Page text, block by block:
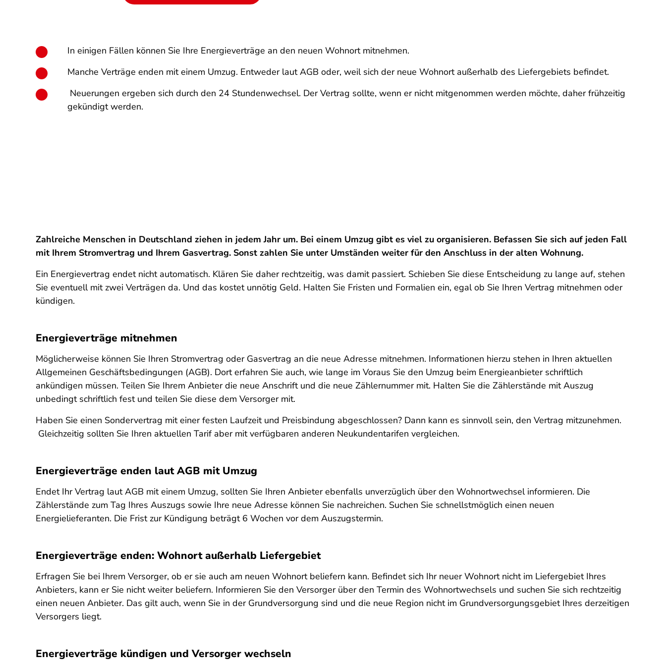
In einigen Fällen können Sie Ihre Energieverträge an den neuen Wohnort mitnehmen.
Manche Verträge enden mit einem Umzug. Entweder laut AGB oder, weil sich der neue Wohnort außerhalb des Liefergebiets befindet.
Neuerungen ergeben sich durch den 24 Stundenwechsel. Der Vertrag sollte, wenn er nicht mitgenommen werden möchte, daher frühzeitig
gekündigt werden.
Zahlreiche Menschen in Deutschland ziehen in jedem Jahr um. Bei einem Umzug gibt es viel zu organisieren. Befassen Sie sich auf jeden Fall
mit Ihrem Stromvertrag und Ihrem Gasvertrag. Sonst zahlen Sie unter Umständen weiter für den Anschluss in der alten Wohnung.
Ein Energievertrag endet nicht automatisch. Klären Sie daher rechtzeitig, was damit passiert. Schieben Sie diese Entscheidung zu lange auf, stehen
Sie eventuell mit zwei Verträgen da. Und das kostet unnötig Geld. Halten Sie Fristen und Formalien ein, egal ob Sie Ihren Vertrag mitnehmen oder
kündigen.
Energieverträge mitnehmen
Möglicherweise können Sie Ihren Stromvertrag oder Gasvertrag an die neue Adresse mitnehmen. Informationen hierzu stehen in Ihren aktuellen
Allgemeinen Geschäftsbedingungen (AGB). Dort erfahren Sie auch, wie lange im Voraus Sie den Umzug beim Energieanbieter schriftlich
ankündigen müssen. Teilen Sie Ihrem Anbieter die neue Anschrift und die neue Zählernummer mit. Halten Sie die Zählerstände mit Auszug
unbedingt schriftlich fest und teilen Sie diese dem Versorger mit.
Haben Sie einen Sondervertrag mit einer festen Laufzeit und Preisbindung abgeschlossen? Dann kann es sinnvoll sein, den Vertrag mitzunehmen.
Gleichzeitig sollten Sie Ihren aktuellen Tarif aber mit verfügbaren anderen Neukundentarifen vergleichen.
Energieverträge enden laut AGB mit Umzug
Endet Ihr Vertrag laut AGB mit einem Umzug, sollten Sie Ihren Anbieter ebenfalls unverzüglich über den Wohnortwechsel informieren. Die
Zählerstände zum Tag Ihres Auszugs sowie Ihre neue Adresse können Sie nachreichen. Suchen Sie schnellstmöglich einen neuen
Energielieferanten. Die Frist zur Kündigung beträgt 6 Wochen vor dem Auszugstermin.
Energieverträge enden: Wohnort außerhalb Liefergebiet
Erfragen Sie bei Ihrem Versorger, ob er sie auch am neuen Wohnort beliefern kann. Befindet sich Ihr neuer Wohnort nicht im Liefergebiet Ihres
Anbieters, kann er Sie nicht weiter beliefern. Informieren Sie den Versorger über den Termin des Wohnortwechsels und suchen Sie sich rechtzeitig
einen neuen Anbieter. Das gilt auch, wenn Sie in der Grundversorgung sind und die neue Region nicht im Grundversorgungsgebiet Ihres derzeitigen
Versorgers liegt.
Energieverträge kündigen und Versorger wechseln